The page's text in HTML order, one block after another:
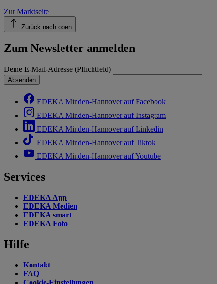
Zur Marktseite
Zurück nach oben
Zum Newsletter anmelden
Deine E-Mail-Adresse (Pflichtfeld)
Absenden
EDEKA Minden-Hannover auf Facebook
EDEKA Minden-Hannover auf Instagram
EDEKA Minden-Hannover auf Linkedin
EDEKA Minden-Hannover auf Tiktok
EDEKA Minden-Hannover auf Youtube
Services
EDEKA App
EDEKA Medien
EDEKA smart
EDEKA Foto
Hilfe
Kontakt
FAQ
Cookie-Einstellungen